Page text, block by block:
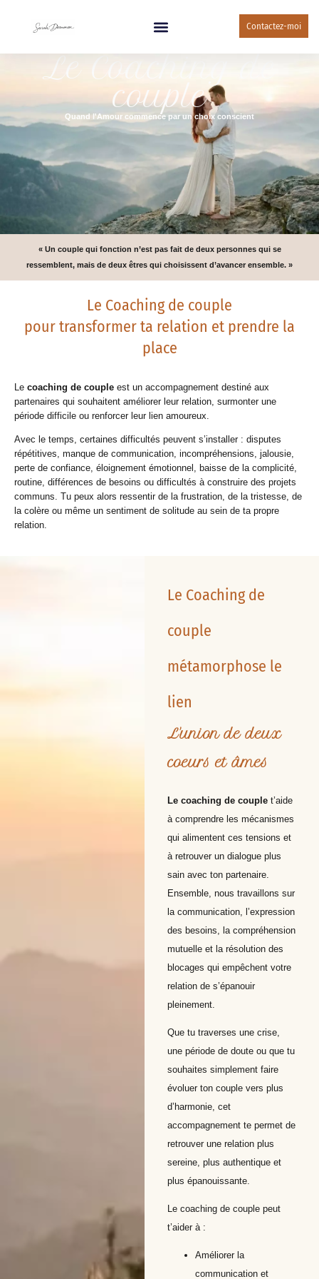
Contactez-moi
Le Coaching de
couple
Quand l'Amour commence par un choix conscient
« Un couple qui fonction n’est pas fait de deux personnes qui se
ressemblent, mais de deux êtres qui choisissent d’avancer ensemble. »
Le Coaching de couple
pour transformer ta relation et prendre la
place
Le coaching de couple est un accompagnement destiné aux
partenaires qui souhaitent améliorer leur relation, surmonter une
période difficile ou renforcer leur lien amoureux.
Avec le temps, certaines difficultés peuvent s’installer : disputes
répétitives, manque de communication, incompréhensions, jalousie,
perte de confiance, éloignement émotionnel, baisse de la complicité,
routine, différences de besoins ou difficultés à construire des projets
communs. Tu peux alors ressentir de la frustration, de la tristesse, de
la colère ou même un sentiment de solitude au sein de ta propre
relation.
Le Coaching de
couple
métamorphose le
lien
L'union de deux
coeurs et âmes
Le coaching de couplet’aide
à comprendre les mécanismes
qui alimentent ces tensions et
à retrouver un dialogue plus
sain avec ton partenaire.
Ensemble, nous travaillons sur
la communication, l’expression
des besoins, la compréhension
mutuelle et la résolution des
blocages qui empêchent votre
relation de s’épanouir
pleinement.
Que tu traverses une crise,
une période de doute ou que tu
souhaites simplement faire
évoluer ton couple vers plus
d’harmonie, cet
accompagnement te permet de
retrouver une relation plus
sereine, plus authentique et
plus épanouissante.
Le coaching de couple peut
t’aider à :
Améliorer la
communication et